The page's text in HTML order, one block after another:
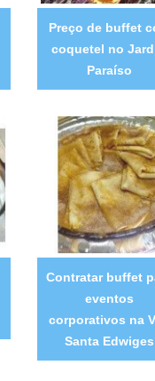
Preço de buffet
coquetel no
Paraíso
Contratar buffet
eventos
corporativos na
Santa Edwiges